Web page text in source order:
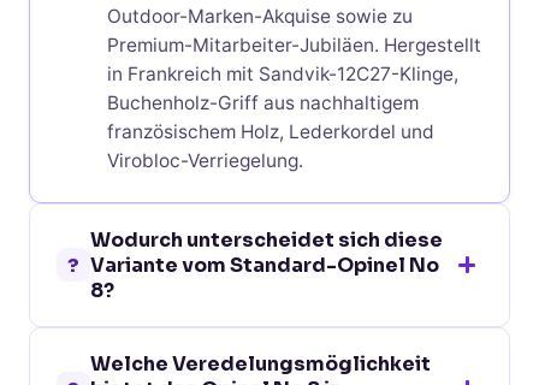
Outdoor-Marken-Akquise sowie zu
Premium-Mitarbeiter-Jubiläen. Hergestellt
in Frankreich mit Sandvik-12C27-Klinge,
Buchenholz-Griff aus nachhaltigem
französischem Holz, Lederkordel und
Virobloc-Verriegelung.
?
Wodurch unterscheidet sich diese
Variante vom Standard-Opinel No
8?
mit 47 g und 19,2 cm geöffneter Länge.
Welche Veredelungsmöglichkeit